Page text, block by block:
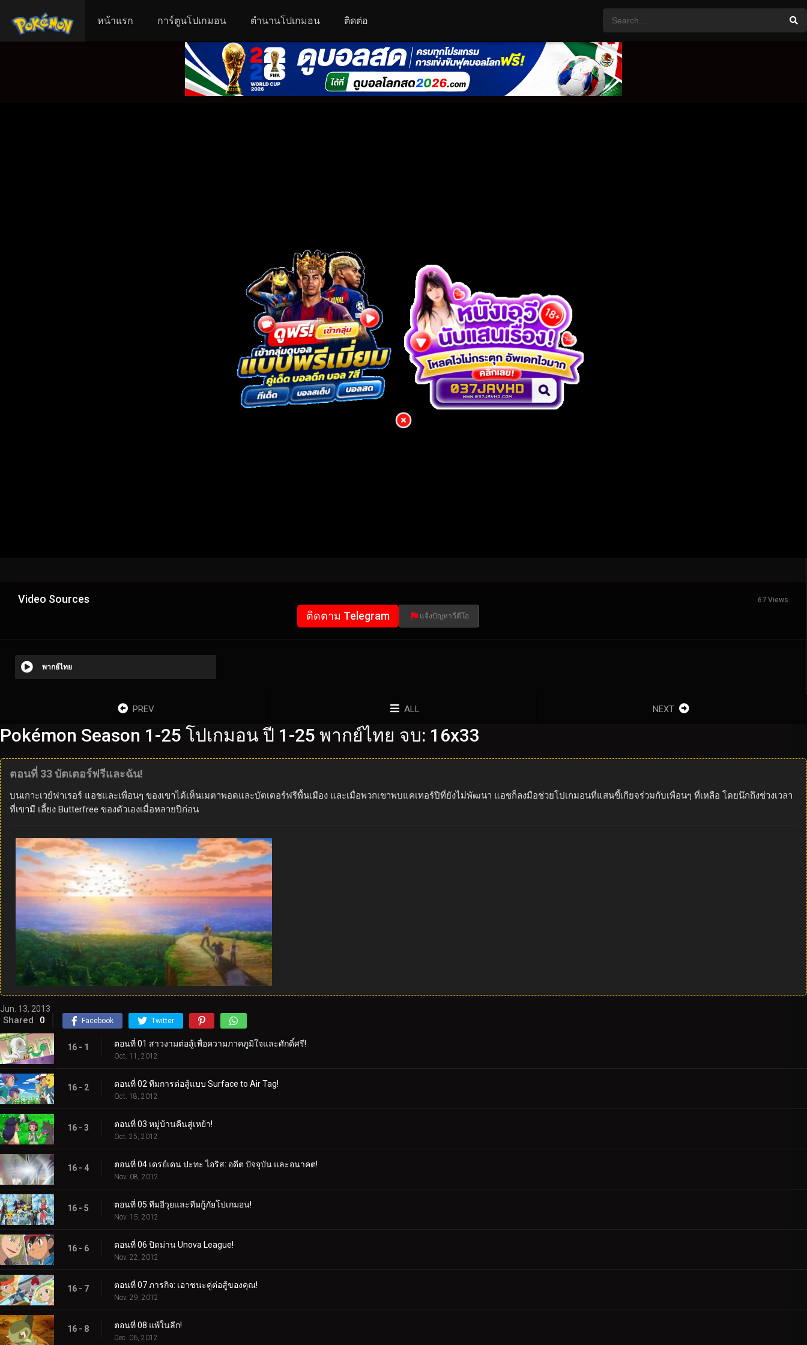
หน้าแรก การ์ตูนโปเกมอน ตำนานโปเกมอน ติดต่อ
Video Sources 67 Views
ติดตาม Telegram แจ้งปัญหาวีดีโอ
พากย์ไทย
PREV ALL NEXT
Pokémon Season 1-25 โปเกมอน ปี 1-25 พากย์ไทย จบ: 16x33
ตอนที่ 33 บัตเตอร์ฟรีและฉัน!
บนเกาะเวย์ฟาเรอร์ แอชและเพื่อนๆ ของเขาได้เห็นเมตาพอดและบัตเตอร์ฟรีพื้นเมือง และเมื่อพวกเขาพบแคเทอร์ปีที่ยังไม่พัฒนา แอชก็ลงมือช่วยโปเกมอนที่แสนขี้เกียจร่วมกับเพื่อนๆ ที่เหลือ โดยนึกถึงช่วงเวลา
ที่เขามี เลี้ยง Butterfree ของตัวเองเมื่อหลายปีก่อน
Jun. 13, 2013
Shared 0 Facebook Twitter
16 - 1 ตอนที่ 01 สาวงามต่อสู้เพื่อความภาคภูมิใจและศักดิ์ศรี!
Oct. 11, 2012
16 - 2 ตอนที่ 02 ทีมการต่อสู้แบบ Surface to Air Tag!
Oct. 18, 2012
16 - 3 ตอนที่ 03 หมู่บ้านคืนสู่เหย้า!
Oct. 25, 2012
16 - 4 ตอนที่ 04 เดรย์เดน ปะทะ ไอริส: อดีต ปัจจุบัน และอนาคต!
Nov. 08, 2012
16 - 5 ตอนที่ 05 ทีมอีวุยและทีมกู้ภัยโปเกมอน!
Nov. 15, 2012
16 - 6 ตอนที่ 06 ปิดม่าน Unova League!
Nov. 22, 2012
16 - 7 ตอนที่ 07 ภารกิจ: เอาชนะคู่ต่อสู้ของคุณ!
Nov. 29, 2012
16 - 8 ตอนที่ 08 แพ้ในลีก!
Dec. 06, 2012